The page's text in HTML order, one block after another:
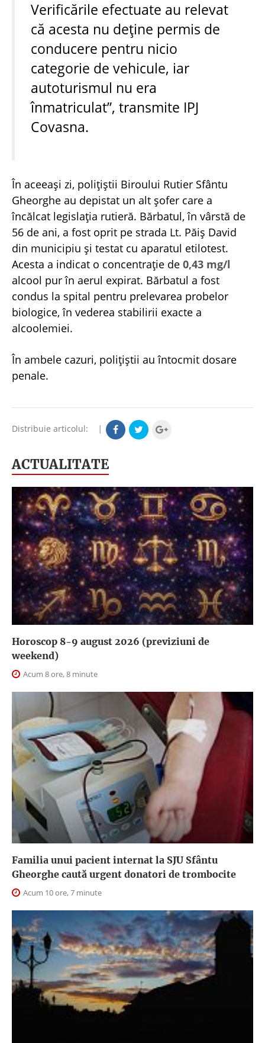
Verificările efectuate au relevat
că acesta nu deține permis de
conducere pentru nicio
categorie de vehicule, iar
autoturismul nu era
înmatriculat”, transmite IPJ
Covasna.
În aceeași zi, polițiștii Biroului Rutier Sfântu
Gheorghe au depistat un alt șofer care a
încălcat legislația rutieră. Bărbatul, în vârstă de
56 de ani, a fost oprit pe strada Lt. Păiș David
din municipiu și testat cu aparatul etilotest.
Acesta a indicat o concentrație de 0,43 mg/l
alcool pur în aerul expirat. Bărbatul a fost
condus la spital pentru prelevarea probelor
biologice, în vederea stabilirii exacte a
alcoolemiei.
În ambele cazuri, polițiștii au întocmit dosare
penale.
Distribuie articolul: |
ACTUALITATE
Horoscop 8-9 august 2026 (previziuni de
weekend)
Acum 8 ore, 8 minute
Familia unui pacient internat la SJU Sfântu
Gheorghe caută urgent donatori de trombocite
Acum 10 ore, 7 minute